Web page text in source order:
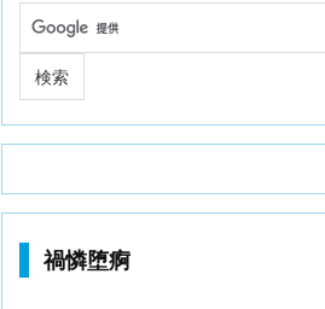
禍憐堕痾